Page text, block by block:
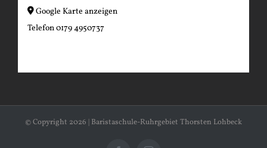
Google Karte anzeigen
Telefon0179 4950737
© Copyright 2026 | Baristaschule-Ruhrgebiet Thorsten Lohbeck